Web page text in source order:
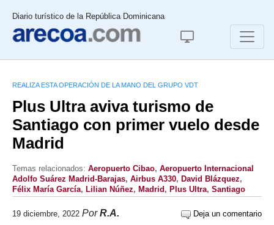
Diario turístico de la República Dominicana
REALIZA ESTA OPERACIÓN DE LA MANO DEL GRUPO VDT
Plus Ultra aviva turismo de
Santiago con primer vuelo desde
Madrid
Temas relacionados: Aeropuerto Cibao, Aeropuerto Internacional
Adolfo Suárez Madrid-Barajas, Airbus A330, David Blázquez,
Félix María García, Lilian Núñez, Madrid , Plus Ultra, Santiago
19 diciembre, 2022 PorR.A. Deja un comentario